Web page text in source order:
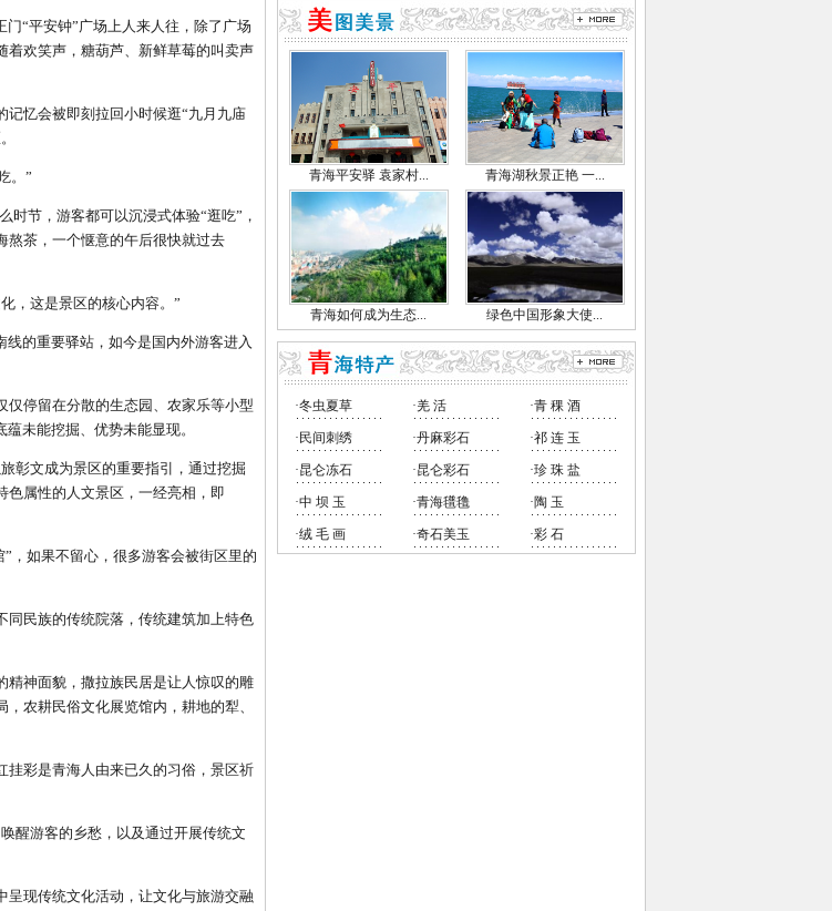
“平安钟”广场上人来人往，除了广场
着欢笑声，糖葫芦、新鲜草莓的叫卖声
忆会被即刻拉回小时候逛“九月九庙
。”
节，游客都可以沉浸式体验“逛吃”，
熬茶，一个惬意的午后很快就过去
，这是景区的核心内容。”
的重要驿站，如今是国内外游客进入
停留在分散的生态园、农家乐等小型
未能挖掘、优势未能显现。
彰文成为景区的重要指引，通过挖掘
色属性的人文景区，一经亮相，即
如果不留心，很多游客会被街区里的
民族的传统院落，传统建筑加上特色
神面貌，撒拉族民居是让人惊叹的雕
农耕民俗文化展览馆内，耕地的犁、
彩是青海人由来已久的习俗，景区祈
醒游客的乡愁，以及通过开展传统文
现传统文化活动，让文化与旅游交融